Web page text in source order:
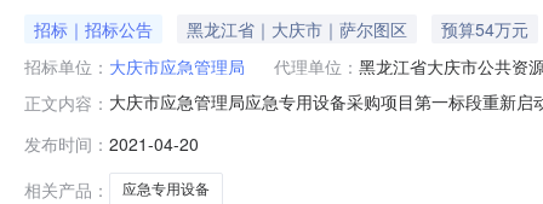
招标｜招标公告 黑龙江省｜大庆市｜萨尔图区
预算54万元
招标单位： 大庆市应急管理局 代理单位： 黑龙江省大庆市公共资
正文内容： 大庆市应急管理局应急专用设备采购项目第一标段重新
下午:详见招标公告至详见招标公告（北京时间，法定节
位大
发布时间： 2021-04-20
相关产品：
应急专用设备